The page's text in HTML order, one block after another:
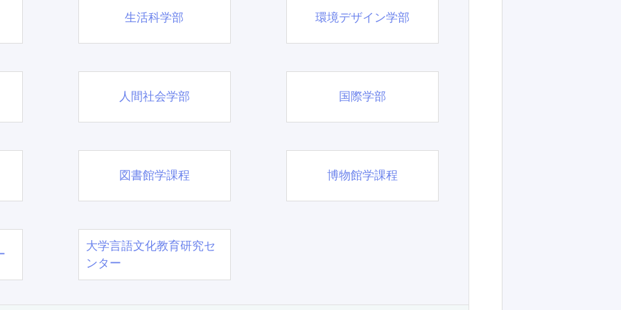
生活科学部 環境デザイン学部
人間社会学部 国際学部
図書館学課程 博物館学課程
大学言語文化教育研究セ
ンター